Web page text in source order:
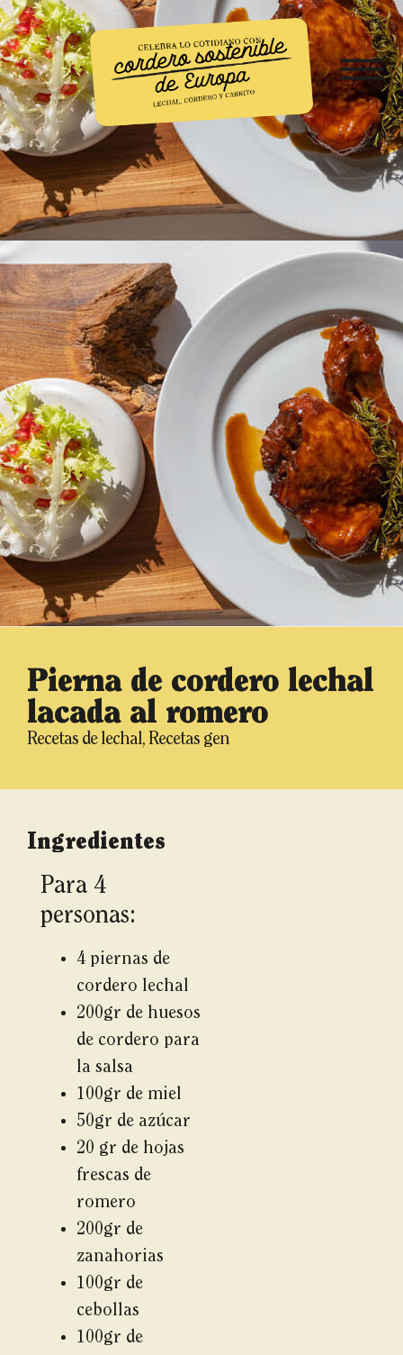
Pierna de cordero lechal
lacada al romero
Recetas de lechal, Recetas gen
Ingredientes
Para 4
personas:
4 piernas de
cordero lechal
200gr de huesos
de cordero para
la salsa
100gr de miel
50gr de azúcar
20 gr de hojas
frescas de
romero
200gr de
zanahorias
100gr de
cebollas
100gr de